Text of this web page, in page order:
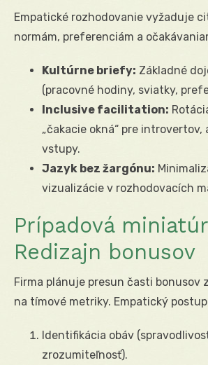
Empatické rozhodovanie vyžaduje
normám, preferenciám a
Kultúrne briefy: Základné
(pracovné hodiny, sviatky,
Inclusive facilitation:
„čakacie okná“ pre
vstupy.
Jazyk bez žargónu:
vizualizácie v rozhodovacích
Prípadová
Redizajn bonusov
Firma plánuje presun časti bonusov
na tímové metriky. Empatický
Identifikácia obáv
zrozumiteľnosť).